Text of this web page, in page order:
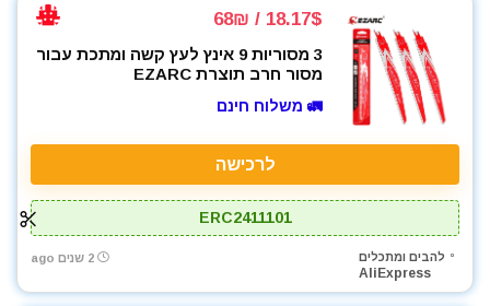
18.17$ / 68₪
3 מסוריות 9 אינץ לעץ קשה ומתכת עבור
מסור חרב תוצרת EZARC
🚛 משלוח חינם
לרכישה
ERC2411101
להבים ומתכלים
AliExpress
2 שנים ago